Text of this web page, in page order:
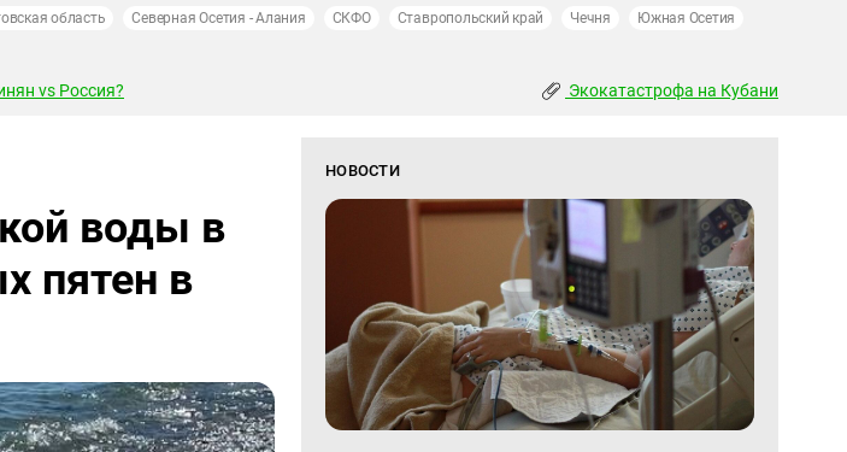
область Северная Осетия - Алания СКФО Ставропольский край Чечня Южная Осетия
vs Россия? Экокатастрофа на Кубани
воды в
пятен в
НОВОСТИ